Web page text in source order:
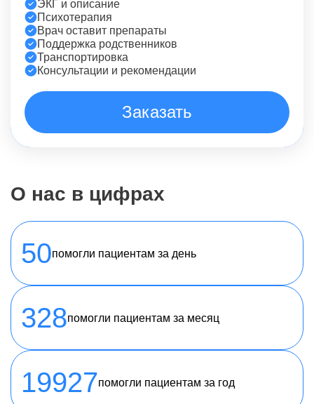
ЭКГ и описание
Психотерапия
Врач оставит препараты
Поддержка родственников
Транспортировка
Консультации и рекомендации
Заказать
О нас в цифрах
50помогли пациентам за день
328помогли пациентам за месяц
19927помогли пациентам за год